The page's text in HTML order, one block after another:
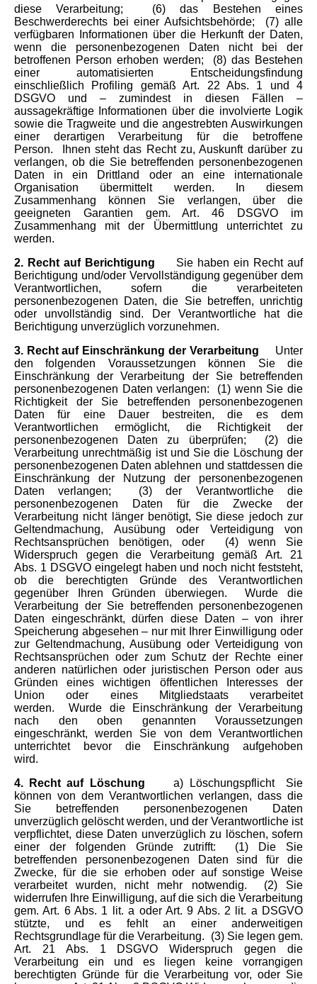
diese Verarbeitung;
(6) das Bestehen eines
Beschwerderechts bei einer Aufsichtsbehörde;
(7) alle
verfügbaren Informationen über die Herkunft der Daten,
wenn die personenbezogenen Daten nicht bei der
betroffenen Person erhoben werden;
(8) das Bestehen
einer automatisierten Entscheidungsfindung
einschließlich Profiling gemäß Art. 22 Abs. 1 und 4
DSGVO und – zumindest in diesen Fällen –
aussagekräftige Informationen über die involvierte Logik
sowie die Tragweite und die angestrebten Auswirkungen
einer derartigen Verarbeitung für die betroffene
Person.
Ihnen steht das Recht zu, Auskunft darüber zu
verlangen, ob die Sie betreffenden personenbezogenen
Daten in ein Drittland oder an eine internationale
Organisation übermittelt werden. In diesem
Zusammenhang können Sie verlangen, über die
geeigneten Garantien gem. Art. 46 DSGVO im
Zusammenhang mit der Übermittlung unterrichtet zu
werden.
2. Recht auf Berichtigung
Sie haben ein Recht auf
Berichtigung und/oder Vervollständigung gegenüber dem
Verantwortlichen, sofern die verarbeiteten
personenbezogenen Daten, die Sie betreffen, unrichtig
oder unvollständig sind. Der Verantwortliche hat die
Berichtigung unverzüglich vorzunehmen.
3. Recht auf Einschränkung der Verarbeitung
Unter
den folgenden Voraussetzungen können Sie die
Einschränkung der Verarbeitung der Sie betreffenden
personenbezogenen Daten verlangen:
(1) wenn Sie die
Richtigkeit der Sie betreffenden personenbezogenen
Daten für eine Dauer bestreiten, die es dem
Verantwortlichen ermöglicht, die Richtigkeit der
personenbezogenen Daten zu überprüfen;
(2) die
Verarbeitung unrechtmäßig ist und Sie die Löschung der
personenbezogenen Daten ablehnen und stattdessen die
Einschränkung der Nutzung der personenbezogenen
Daten verlangen;
(3) der Verantwortliche die
personenbezogenen Daten für die Zwecke der
Verarbeitung nicht länger benötigt, Sie diese jedoch zur
Geltendmachung, Ausübung oder Verteidigung von
Rechtsansprüchen benötigen, oder
(4) wenn Sie
Widerspruch gegen die Verarbeitung gemäß Art. 21
Abs. 1 DSGVO eingelegt haben und noch nicht feststeht,
ob die berechtigten Gründe des Verantwortlichen
gegenüber Ihren Gründen überwiegen.
Wurde die
Verarbeitung der Sie betreffenden personenbezogenen
Daten eingeschränkt, dürfen diese Daten – von ihrer
Speicherung abgesehen – nur mit Ihrer Einwilligung oder
zur Geltendmachung, Ausübung oder Verteidigung von
Rechtsansprüchen oder zum Schutz der Rechte einer
anderen natürlichen oder juristischen Person oder aus
Gründen eines wichtigen öffentlichen Interesses der
Union oder eines Mitgliedstaats verarbeitet
werden.
Wurde die Einschränkung der Verarbeitung
nach den oben genannten Voraussetzungen
eingeschränkt, werden Sie von dem Verantwortlichen
unterrichtet bevor die Einschränkung aufgehoben
wird.
4. Recht auf Löschung
a) Löschungspflicht
Sie
können von dem Verantwortlichen verlangen, dass die
Sie betreffenden personenbezogenen Daten
unverzüglich gelöscht werden, und der Verantwortliche ist
verpflichtet, diese Daten unverzüglich zu löschen, sofern
einer der folgenden Gründe zutrifft:
(1) Die Sie
betreffenden personenbezogenen Daten sind für die
Zwecke, für die sie erhoben oder auf sonstige Weise
verarbeitet wurden, nicht mehr notwendig.
(2) Sie
widerrufen Ihre Einwilligung, auf die sich die Verarbeitung
gem. Art. 6 Abs. 1 lit. a oder Art. 9 Abs. 2 lit. a DSGVO
stützte, und es fehlt an einer anderweitigen
Rechtsgrundlage für die Verarbeitung.
(3) Sie legen gem.
Art. 21 Abs. 1 DSGVO Widerspruch gegen die
Verarbeitung ein und es liegen keine vorrangigen
berechtigten Gründe für die Verarbeitung vor, oder Sie